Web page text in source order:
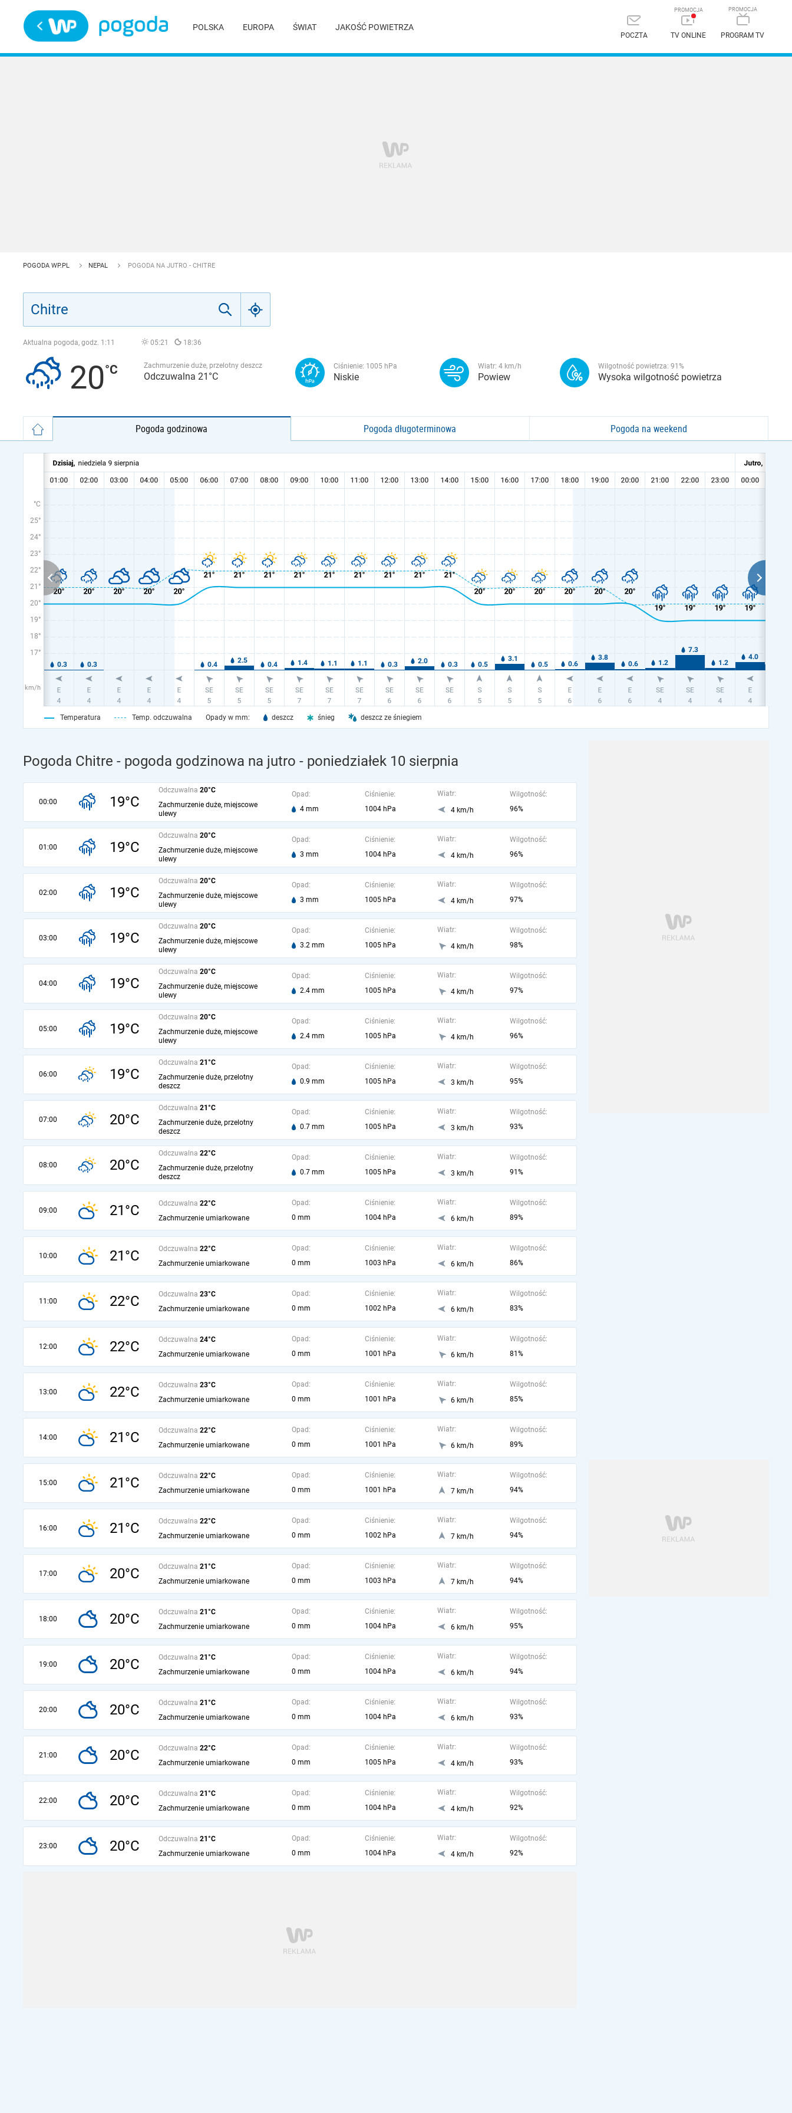
POLSKA EUROPA ŚWIAT JAKOŚĆ POWIETRZA
POCZTA TV ONLINE PROGRAM TV
POGODA WP.PL NEPAL POGODA NA JUTRO - CHITRE
Aktualna pogoda, godz. 1:11 05:21 18:36
20 Zachmurzenie duże, przelotny deszcz
Odczuwalna 21°C
Ciśnienie: 1005 hPa
Niskie
Wiatr: 4 km/h
Powiew
Wilgotność powietrza: 91 %
Wysoka wilgotność powietrza
Pogoda godzinowa Pogoda długoterminowa Pogoda na weekend
°C
25°
24°
23°
22°
21°
20°
19°
18°
17°
km/h
Temperatura Temp. odczuwalna Opady w mm: deszcz śnieg deszcz ze śniegiem
Pogoda Chitre - pogoda godzinowa na jutro - poniedziałek 10 sierpnia
00:00 19°C
Odczuwalna 20°C
Zachmurzenie duże, miejscowe
ulewy
Opad:
4 mm
Ciśnienie:
1004 hPa
Wiatr:
4 km/h
Wilgotność:
96%
01:00 19°C
Odczuwalna 20°C
Zachmurzenie duże, miejscowe
ulewy
Opad:
3 mm
Ciśnienie:
1004 hPa
Wiatr:
4 km/h
Wilgotność:
96%
02:00 19°C
Odczuwalna 20°C
Zachmurzenie duże, miejscowe
ulewy
Opad:
3 mm
Ciśnienie:
1005 hPa
Wiatr:
4 km/h
Wilgotność:
97%
03:00 19°C
Odczuwalna 20°C
Zachmurzenie duże, miejscowe
ulewy
Opad:
3.2 mm
Ciśnienie:
1005 hPa
Wiatr:
4 km/h
Wilgotność:
98%
04:00 19°C
Odczuwalna 20°C
Zachmurzenie duże, miejscowe
ulewy
Opad:
2.4 mm
Ciśnienie:
1005 hPa
Wiatr:
4 km/h
Wilgotność:
97%
05:00 19°C
Odczuwalna 20°C
Zachmurzenie duże, miejscowe
ulewy
Opad:
2.4 mm
Ciśnienie:
1005 hPa
Wiatr:
4 km/h
Wilgotność:
96%
06:00 19°C
Odczuwalna 21°C
Zachmurzenie duże, przelotny
deszcz
Opad:
0.9 mm
Ciśnienie:
1005 hPa
Wiatr:
3 km/h
Wilgotność:
95%
07:00 20°C
Odczuwalna 21°C
Zachmurzenie duże, przelotny
deszcz
Opad:
0.7 mm
Ciśnienie:
1005 hPa
Wiatr:
3 km/h
Wilgotność:
93%
08:00 20°C
Odczuwalna 22°C
Zachmurzenie duże, przelotny
deszcz
Opad:
0.7 mm
Ciśnienie:
1005 hPa
Wiatr:
3 km/h
Wilgotność:
91%
09:00 21°C Odczuwalna 22°C
Zachmurzenie umiarkowane
Opad:
0 mm
Ciśnienie:
1004 hPa
Wiatr:
6 km/h
Wilgotność:
89%
10:00 21°C Odczuwalna 22°C
Zachmurzenie umiarkowane
Opad:
0 mm
Ciśnienie:
1003 hPa
Wiatr:
6 km/h
Wilgotność:
86%
11:00 22°C Odczuwalna 23°C
Zachmurzenie umiarkowane
Opad:
0 mm
Ciśnienie:
1002 hPa
Wiatr:
6 km/h
Wilgotność:
83%
12:00 22°C Odczuwalna 24°C
Zachmurzenie umiarkowane
Opad:
0 mm
Ciśnienie:
1001 hPa
Wiatr:
6 km/h
Wilgotność:
81%
13:00 22°C Odczuwalna 23°C
Zachmurzenie umiarkowane
Opad:
0 mm
Ciśnienie:
1001 hPa
Wiatr:
6 km/h
Wilgotność:
85%
14:00 21°C Odczuwalna 22°C
Zachmurzenie umiarkowane
Opad:
0 mm
Ciśnienie:
1001 hPa
Wiatr:
6 km/h
Wilgotność:
89%
15:00 21°C Odczuwalna 22°C
Zachmurzenie umiarkowane
Opad:
0 mm
Ciśnienie:
1001 hPa
Wiatr:
7 km/h
Wilgotność:
94%
16:00 21°C Odczuwalna 22°C
Zachmurzenie umiarkowane
Opad:
0 mm
Ciśnienie:
1002 hPa
Wiatr:
7 km/h
Wilgotność:
94%
17:00 20°C Odczuwalna 21°C
Zachmurzenie umiarkowane
Opad:
0 mm
Ciśnienie:
1003 hPa
Wiatr:
7 km/h
Wilgotność:
94%
18:00 20°C Odczuwalna 21°C
Zachmurzenie umiarkowane
Opad:
0 mm
Ciśnienie:
1004 hPa
Wiatr:
6 km/h
Wilgotność:
95%
19:00 20°C Odczuwalna 21°C
Zachmurzenie umiarkowane
Opad:
0 mm
Ciśnienie:
1004 hPa
Wiatr:
6 km/h
Wilgotność:
94%
20:00 20°C Odczuwalna 21°C
Zachmurzenie umiarkowane
Opad:
0 mm
Ciśnienie:
1004 hPa
Wiatr:
6 km/h
Wilgotność:
93%
21:00 20°C Odczuwalna 22°C
Zachmurzenie umiarkowane
Opad:
0 mm
Ciśnienie:
1005 hPa
Wiatr:
4 km/h
Wilgotność:
93%
22:00 20°C Odczuwalna 21°C
Zachmurzenie umiarkowane
Opad:
0 mm
Ciśnienie:
1004 hPa
Wiatr:
4 km/h
Wilgotność:
92%
23:00 20°C Odczuwalna 21°C
Zachmurzenie umiarkowane
Opad:
0 mm
Ciśnienie:
1004 hPa
Wiatr:
4 km/h
Wilgotność:
92%